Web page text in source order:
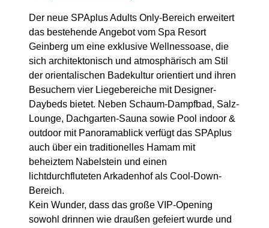
Der neue SPAplus Adults Only-Bereich erweitert
das bestehende Angebot vom Spa Resort
Geinberg um eine exklusive Wellnessoase, die
sich architektonisch und atmosphärisch am Stil
der orientalischen Badekultur orientiert und ihren
Besuchern vier Liegebereiche mit Designer-
Daybeds bietet. Neben Schaum-Dampfbad, Salz-
Lounge, Dachgarten-Sauna sowie Pool indoor &
outdoor mit Panoramablick verfügt das SPAplus
auch über ein traditionelles Hamam mit
beheiztem Nabelstein und einen
lichtdurchfluteten Arkadenhof als Cool-Down-
Bereich.
Kein Wunder, dass das große VIP-Opening
sowohl drinnen wie draußen gefeiert wurde und